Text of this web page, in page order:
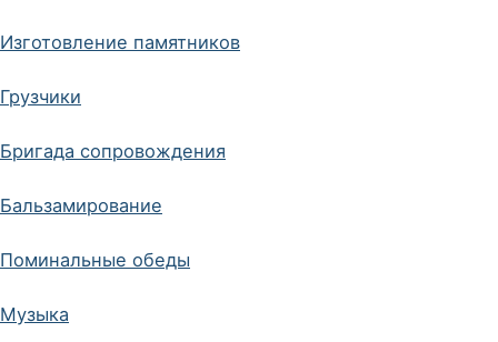
Изготовление памятников
Грузчики
Бригада сопровождения
Бальзамирование
Поминальные обеды
Музыка